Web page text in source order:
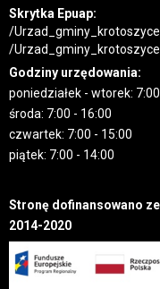
Skrytka Epuap:
/
/
Godziny urzędowania:
poniedziałek - wtorek:
środa: 7:00 - 16:00
czwartek: 7:00 - 15:00
piątek: 7:00 - 14:00
Stronę dofinansowano ze
2014-2020